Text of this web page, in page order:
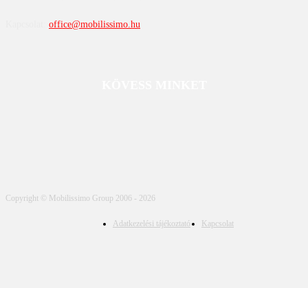
office@mobilissimo.hu
Copyright © Mobilissimo Group 2006 - 2026
Adatkezelési tájékoztató Kapcsolat